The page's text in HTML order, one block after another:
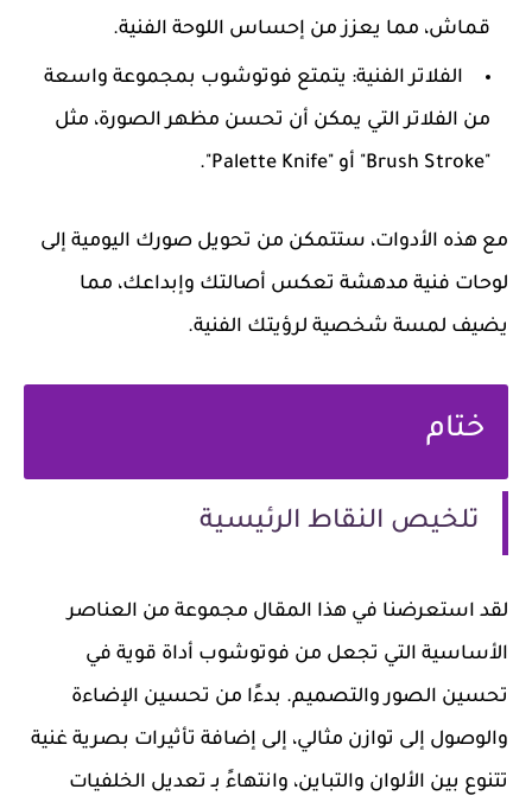
قماش، مما يعزز من إحساس اللوحة الفنية.
الفلاتر الفنية: يتمتع فوتوشوب بمجموعة واسعة
من الفلاتر التي يمكن أن تحسن مظهر الصورة، مثل
"Brush Stroke" أو "Palette Knife".
مع هذه الأدوات، ستتمكن من تحويل صورك اليومية إلى
لوحات فنية مدهشة تعكس أصالتك وإبداعك، مما
يضيف لمسة شخصية لرؤيتك الفنية.
ختام
تلخيص النقاط الرئيسية
لقد استعرضنا في هذا المقال مجموعة من العناصر
الأساسية التي تجعل من فوتوشوب أداة قوية في
تحسين الصور والتصميم. بدءًا من تحسين الإضاءة
والوصول إلى توازن مثالي، إلى إضافة تأثيرات بصرية غنية
تتنوع بين الألوان والتباين، وانتهاءً بـ تعديل الخلفيات